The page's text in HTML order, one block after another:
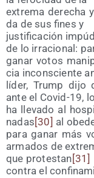
extre­ma dere­cha
da de sus fines y
jus­ti­fi­ca­ción
de lo irra­cio­nal:
ganar votos
cia incons­cien­te
líder, Trump dijo
ante el Covid-19,
ha lle­va­do al
na­das [30] al
para ganar más
arma­dos de
que pro­tes­tan [31]
con­tra el